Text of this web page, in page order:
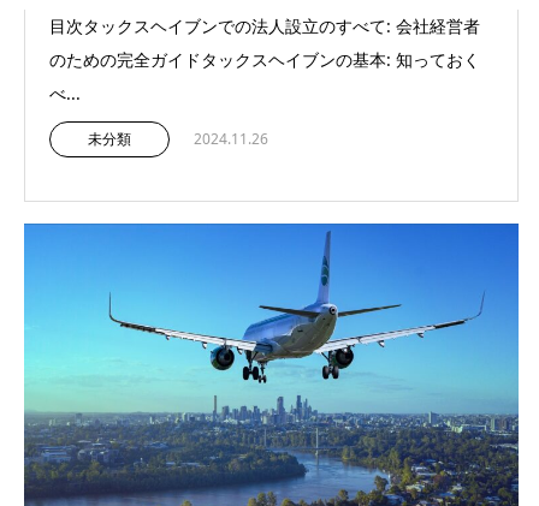
目次タックスヘイブンでの法人設立のすべて: 会社経営者
のための完全ガイドタックスヘイブンの基本: 知っておく
べ...
未分類 2024.11.26